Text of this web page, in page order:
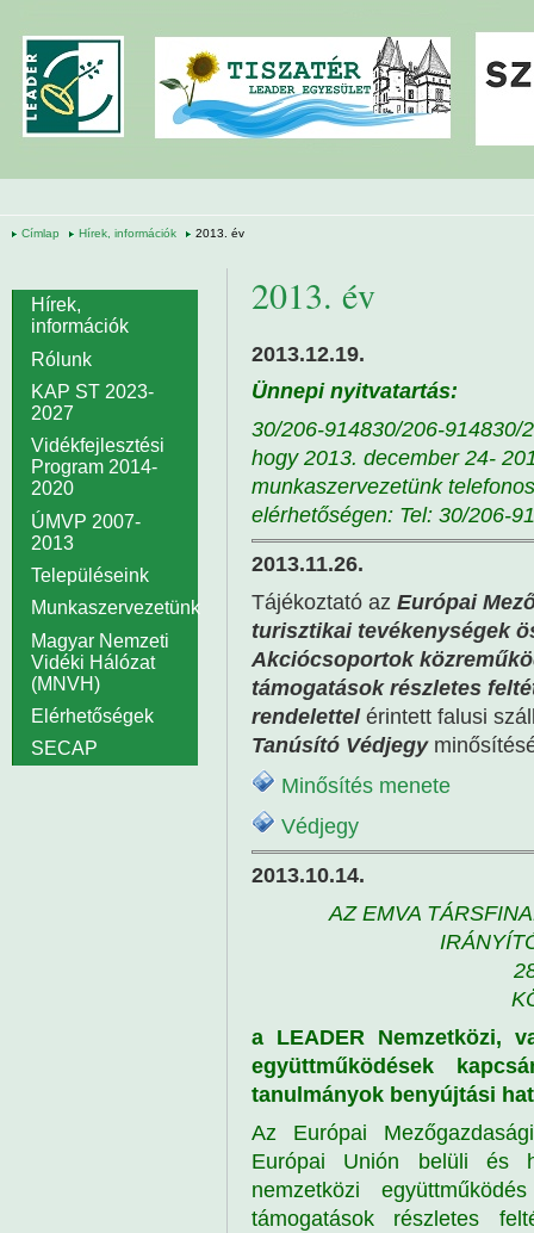
Címlap Hírek, információk 2013. év
2013. év
2013.12.19.
Ünnepi nyitvatartás:
30/206-914830/206-914830/
hogy 2013. december 24-
munkaszervezetünk
elérhetőségen: Tel: 30/206-
2013.11.26.
Tájékoztató az Európai
turisztikai tevékenységek
Akciócsoportok
támogatások részletes
rendelettelérintett falusi
Tanúsító Védjegy
Minősítés menete
Védjegy
2013.10.14.
AZ EMVA
a LEADER Nemzetközi,
együttműködések
tanulmányok benyújtási
Az Európai
Európai Unión belüli és
nemzetközi
támogatások részletes
Hírek,
információk
Rólunk
KAP ST 2023-
2027
Vidékfejlesztési
Program 2014-
2020
ÚMVP 2007-
2013
Településeink
Munkaszervezetünk
Magyar Nemzeti
Vidéki Hálózat
(MNVH)
Elérhetőségek
SECAP